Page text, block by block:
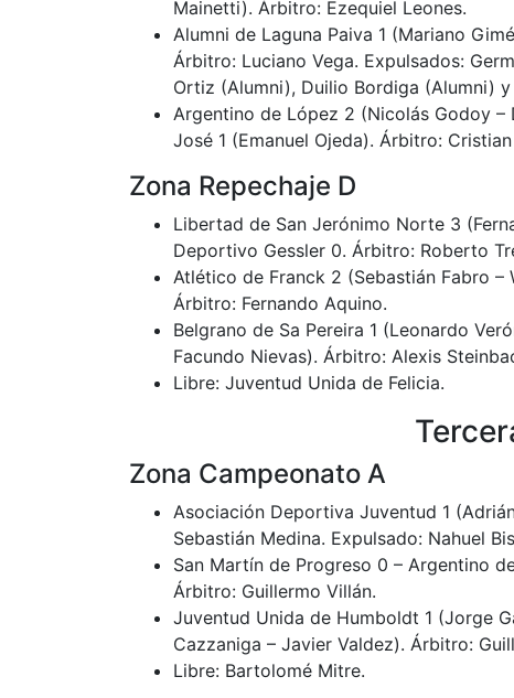
Mainetti). Árbitro: Ezequiel Leones.
Alumni de Laguna Paiva 1 (Mariano
Árbitro: Luciano Vega. Expulsados:
Ortiz (Alumni), Duilio Bordiga (Alumni)
Argentino de López 2 (Nicolás Godoy
José 1 (Emanuel Ojeda). Árbitro:
Zona Repechaje D
Libertad de San Jerónimo Norte 3
Deportivo Gessler 0. Árbitro: Roberto
Atlético de Franck 2 (Sebastián Fabro –
Árbitro: Fernando Aquino.
Belgrano de Sa Pereira 1 (Leonardo
Facundo Nievas). Árbitro: Alexis
Libre: Juventud Unida de Felicia.
Zona Campeonato A
Asociación Deportiva Juventud 1
Sebastián Medina. Expulsado: Nahuel
San Martín de Progreso 0 – Argentino
Árbitro: Guillermo Villán.
Juventud Unida de Humboldt 1 (Jorge
Cazzaniga – Javier Valdez). Árbitro:
Libre: Bartolomé Mitre.